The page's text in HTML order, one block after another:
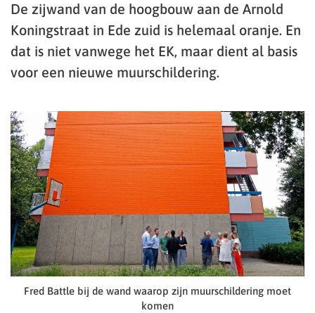
De zijwand van de hoogbouw aan de Arnold
Koningstraat in Ede zuid is helemaal oranje. En
dat is niet vanwege het EK, maar dient al basis
voor een nieuwe muurschildering.
Fred Battle bij de wand waarop zijn muurschildering moet
komen